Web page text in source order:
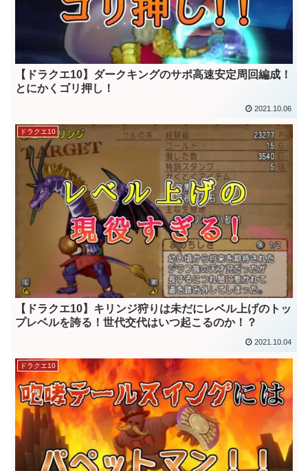
【ドラクエ10】ダークキングのサポ高速安定周回編成！
とにかくゴリ押し！
2021.10.06
ドラクエ10
【ドラクエ10】キリンジ狩りは未だにレベル上げのトッ
プレベルを誇る！世代交代はいつ起こるのか！？
2021.10.04
ドラクエ10